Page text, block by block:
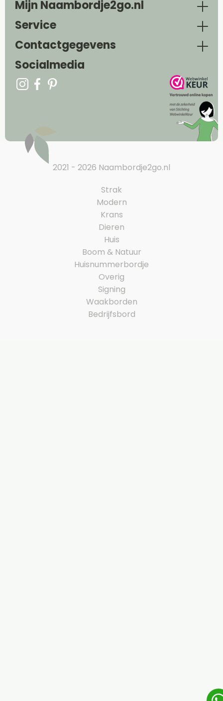
Mijn Naambordje2go.nl
Service
Contactgegevens
Socialmedia
2021 - 2026 Naambordje2go.nl
Strak
Modern
Krans
Dieren
Huis
Boom & Natuur
Huisnummerbordje
Overig
Signing
Waakborden
Bedrijfsbord